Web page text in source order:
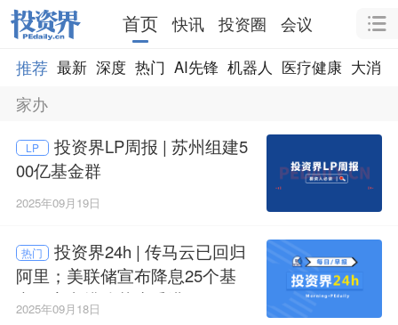
首页 快讯 投资圈
会议
推荐 最新 深度 热门 AI先锋 机器人 医疗健康 大消费
家办
LP
投资界LP周报 | 苏州组建5
00亿基金群
2025年09月19日
热门
投资界24h | 传马云已回归
阿里；美联储宣布降息25个基
点；家办排队落户香港
2025年09月18日